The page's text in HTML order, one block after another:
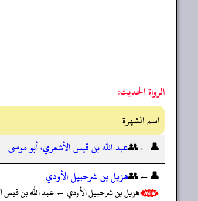
الرواة الحديث:
اسم الشهرة
👤←👥عبد الله بن قيس الأشعري، أبو موسى
👤←👥هزيل بن شرحبيل الأودي
هزيل بن شرحبيل الأودي ← عبد الله بن قيس